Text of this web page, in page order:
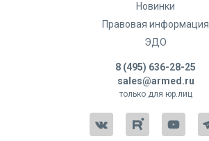
Новинки
Правовая информация
ЭДО
8 (495) 636-28-25
sales@armed.ru
только для юр.лиц